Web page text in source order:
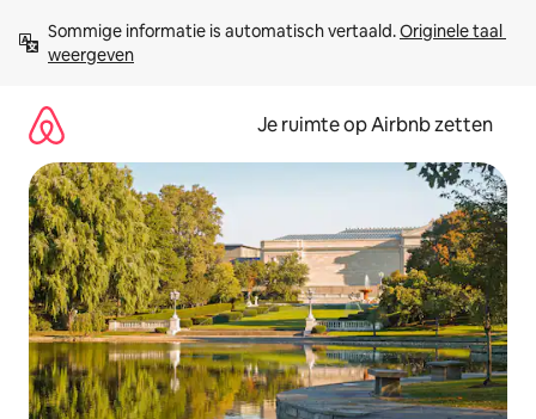
direct
naar
Sommige informatie is automatisch vertaald. Originele taal
weergeven
Je ruimte op Airbnb zetten